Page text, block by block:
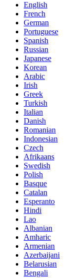
English
French
German
Portuguese
Spanish
Russian
Japanese
Korean
Arabic
Irish
Greek
Turkish
Italian
Danish
Romanian
Indonesian
Czech
Afrikaans
Swedish
Polish
Basque
Catalan
Esperanto
Hindi
Lao
Albanian
Amharic
Armenian
Azerbaijani
Belarusian
Bengali